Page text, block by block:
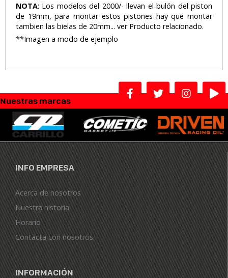
NOTA: Los modelos del 2000/- llevan el bulón del piston
de 19mm, para montar estos pistones hay que montar
tambien las bielas de 20mm... ver Producto relacionado.
**Imagen a modo de ejemplo
Nuestras marcas
INFO EMPRESA
Acerca de nosotros
Nuestra historia
Horario
Contacta con nosotros
INFORMACIÓN